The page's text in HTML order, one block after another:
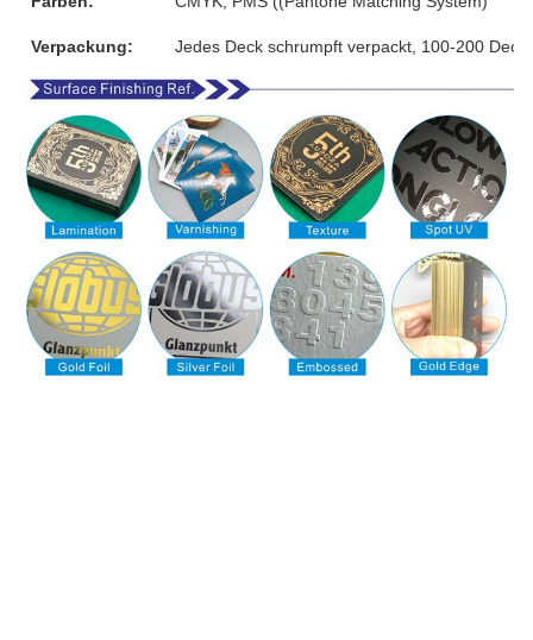
Verpackung: Jedes Deck schrumpft verpackt, 100-200